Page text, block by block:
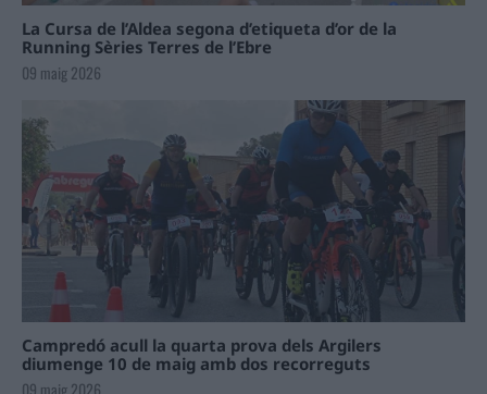
La Cursa de l’Aldea segona d’etiqueta d’or de la
Running Sèries Terres de l’Ebre
09 maig 2026
Campredó acull la quarta prova dels Argilers
diumenge 10 de maig amb dos recorreguts
09 maig 2026